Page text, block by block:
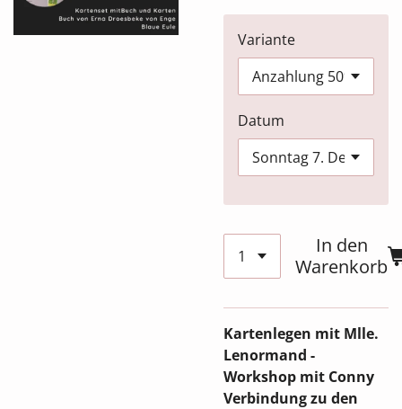
Variante
Datum
In den
Warenkorb
Kartenlegen mit Mlle.
Lenormand -
Workshop mit Conny
Verbindung zu den